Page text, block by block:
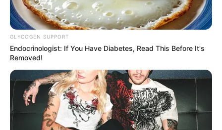
HOME
Home > Brasil > Economia > Notícia >
Receita Federal
esclarece ‘malha fina do Pix’ e revela o que realmente entra no radar
GLYCOGEN SUPPORT
Endocrinologist: If You Have Diabetes, Read This Before It's
Removed!